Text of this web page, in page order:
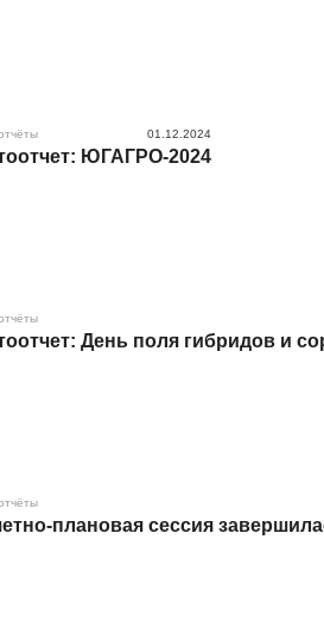
01.12.2024
ЮГАГРО-2024
День поля гибридов и
плановая сессия